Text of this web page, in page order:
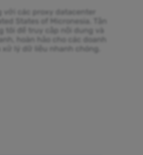
với các proxy datacenter
States of Micronesia. Tận
tôi để truy cập nội dung và
hoàn hảo cho các doanh
lý dữ liệu nhanh chóng.